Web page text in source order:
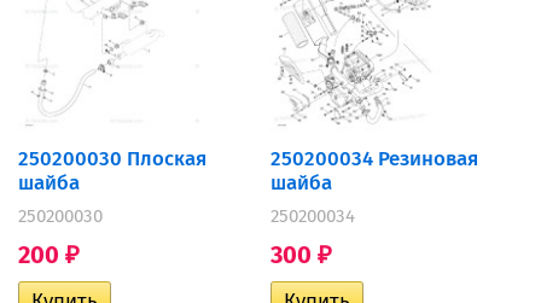
250200030 Плоская
шайба
250200030
200 ₽
250200034 Резиновая
шайба
250200034
300 ₽